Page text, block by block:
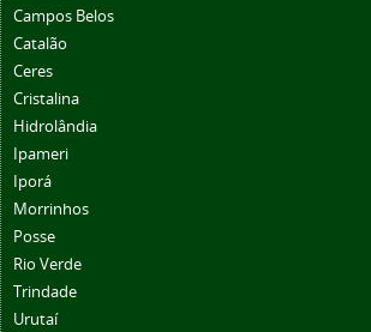
Campos Belos
Catalão
Ceres
Cristalina
Hidrolândia
Ipameri
Iporá
Morrinhos
Posse
Rio Verde
Trindade
Urutaí